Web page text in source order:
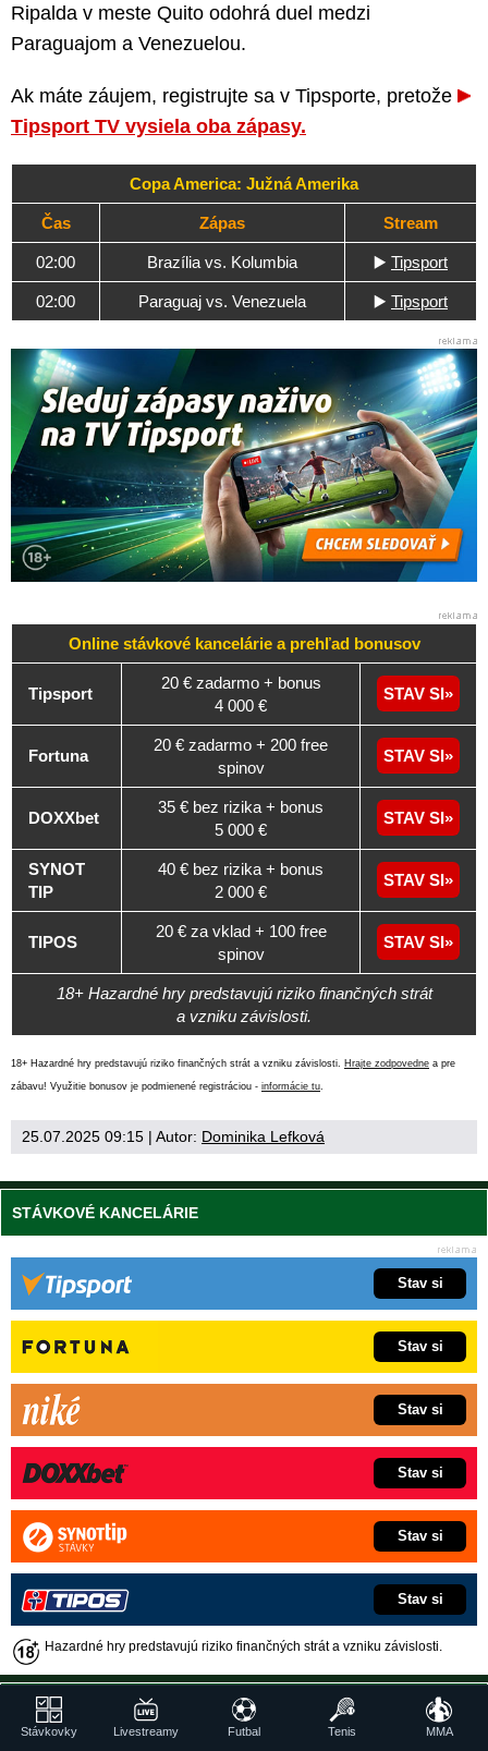
Ripalda v meste Quito odohrá duel medzi
Paraguajom a Venezuelou.
Ak máte záujem, registrujte sa v Tipsporte, pretože
Tipsport TV vysiela oba zápasy.
Copa America: Južná Amerika
Čas Zápas Stream
02:00 Brazília vs. Kolumbia ▶️ Tipsport
02:00 Paraguaj vs. Venezuela ▶️ Tipsport
Online stávkové kancelárie a prehľad bonusov
Tipsport
20 € zadarmo + bonus
4 000 €
STAV SI
Fortuna
20 € zadarmo + 200 free
spinov
STAV SI
DOXXbet
35 € bez rizika + bonus
5 000 €
STAV SI
SYNOT
TIP
40 € bez rizika + bonus
2 000 €
STAV SI
TIPOS
20 € za vklad + 100 free
spinov
STAV SI
18+ Hazardné hry predstavujú riziko finančných strát
a vzniku závislosti.
18+ Hazardné hry predstavujú riziko finančných strát a vzniku závislosti. Hrajte zodpovedne a pre
zábavu! Využitie bonusov je podmienené registráciou - informácie tu
25.07.2025 09:15 | Autor: Dominika Lefková
STÁVKOVÉ KANCELÁRIE
Stav si
Stav si
Stav si
Stav si
Stav si
Stav si
Hazardné hry predstavujú riziko finančných strát a vzniku závislosti.
SÚVISIACE ČLÁNKY
Stávkovky Livestreamy Futbal Tenis MMA